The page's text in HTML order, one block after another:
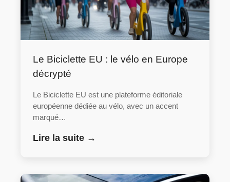
Le Biciclette EU : le vélo en Europe
décrypté
Le Biciclette EU est une plateforme éditoriale
européenne dédiée au vélo, avec un accent
marqué…
Lire la suite →